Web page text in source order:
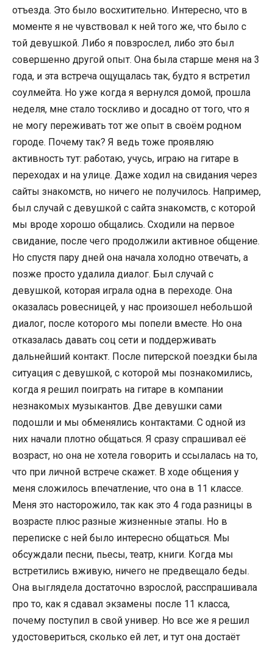
отъезда. Это было восхитительно. Интересно, что в
моменте я не чувствовал к ней того же, что было с
той девушкой. Либо я повзрослел, либо это был
совершенно другой опыт. Она была старше меня на 3
года, и эта встреча ощущалась так, будто я встретил
соулмейта. Но уже когда я вернулся домой, прошла
неделя, мне стало тоскливо и досадно от того, что я
не могу переживать тот же опыт в своём родном
городе. Почему так? Я ведь тоже проявляю
активность тут: работаю, учусь, играю на гитаре в
переходах и на улице. Даже ходил на свидания через
сайты знакомств, но ничего не получилось. Например,
был случай с девушкой с сайта знакомств, с которой
мы вроде хорошо общались. Сходили на первое
свидание, после чего продолжили активное общение.
Но спустя пару дней она начала холодно отвечать, а
позже просто удалила диалог. Был случай с
девушкой, которая играла одна в переходе. Она
оказалась ровесницей, у нас произошел небольшой
диалог, после которого мы попели вместе. Но она
отказалась давать соц сети и поддерживать
дальнейший контакт. После питерской поездки была
ситуация с девушкой, с которой мы познакомились,
когда я решил поиграть на гитаре в компании
незнакомых музыкантов. Две девушки сами
подошли и мы обменялись контактами. С одной из
них начали плотно общаться. Я сразу спрашивал её
возраст, но она не хотела говорить и ссылалась на то,
что при личной встрече скажет. В ходе общения у
меня сложилось впечатление, что она в 11 классе.
Меня это насторожило, так как это 4 года разницы в
возрасте плюс разные жизненные этапы. Но в
переписке с ней было интересно общаться. Мы
обсуждали песни, пьесы, театр, книги. Когда мы
встретились вживую, ничего не предвещало беды.
Она выглядела достаточно взрослой, расспрашивала
про то, как я сдавал экзамены после 11 класса,
почему поступил в свой универ. Но все же я решил
удостовериться, сколько ей лет, и тут она достаёт